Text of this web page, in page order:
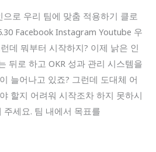
으로 우리 팀에 맞춤 적용하기 클로
Facebook Instagram Youtube 우
데 뭐부터 시작하지? 이제 낡은 인
뒤로 하고 OKR 성과 관리 시스템을
늘어나고 있죠? 그런데 도대체 어
할지 어려워 시작조차 하지 못하시
세요. 팀 내에서 목표를